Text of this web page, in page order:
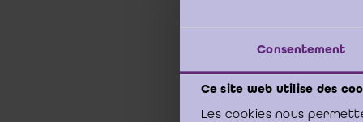
Consentement
Ce site web utilise des
Les cookies nous